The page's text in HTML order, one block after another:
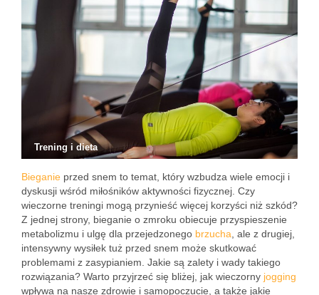
Trening i dieta
Bieganie przed snem to temat, który wzbudza wiele emocji i
dyskusji wśród miłośników aktywności fizycznej. Czy
wieczorne treningi mogą przynieść więcej korzyści niż szkód?
Z jednej strony, bieganie o zmroku obiecuje przyspieszenie
metabolizmu i ulgę dla przejedzonego brzucha , ale z drugiej,
intensywny wysiłek tuż przed snem może skutkować
problemami z zasypianiem. Jakie są zalety i wady takiego
rozwiązania? Warto przyjrzeć się bliżej, jak wieczorny jogging
wpływa na nasze zdrowie i samopoczucie, a także jakie